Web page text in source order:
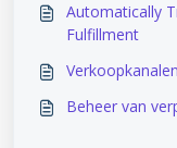
Automatically
Fulfillment
Beheer van